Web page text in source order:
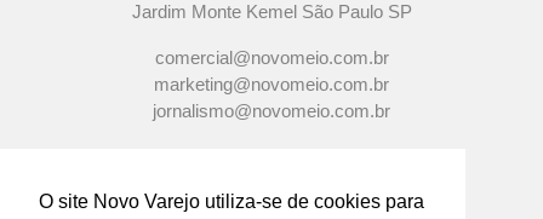
O site Novo Varejo utiliza-se de cookies para
Jardim Monte Kemel São Paulo SP
comercial@novomeio.com.br
marketing@novomeio.com.br
jornalismo@novomeio.com.br